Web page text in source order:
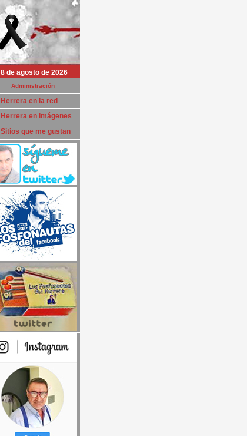
8 de agosto de 2026
Administración
Herrera en la red
Herrera en imágenes
Sitios que me gustan